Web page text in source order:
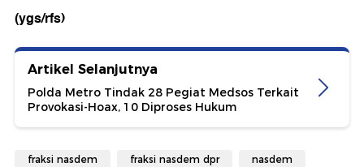
(ygs/rfs)
Artikel Selanjutnya
Polda Metro Tindak 28 Pegiat Medsos Terkait
Provokasi-Hoax, 10 Diproses Hukum
fraksi nasdem fraksi nasdem dpr nasdem